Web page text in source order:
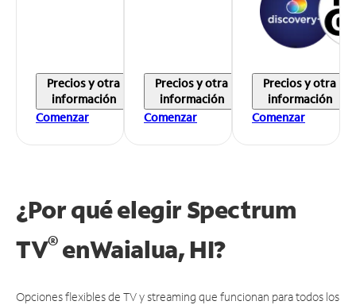
Precios y otra
información
Comenzar
Precios y otra
información
Comenzar
Precios y otra
información
Comenzar
¿Por qué elegir Spectrum
TV®enWaialua, HI?
Opciones flexibles de TV y streaming que funcionan para todos los